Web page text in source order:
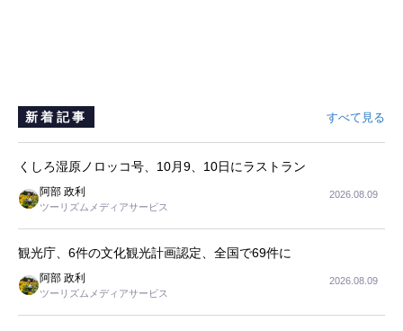
新着記事 すべて見る
くしろ湿原ノロッコ号、10月9、10日にラストラン
阿部 政利
ツーリズムメディアサービス
2026.08.09
観光庁、6件の文化観光計画認定、全国で69件に
阿部 政利
ツーリズムメディアサービス
2026.08.09